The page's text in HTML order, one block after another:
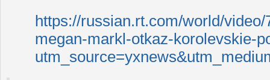
https://russian.rt.com/world/
megan-markl-otkaz-korolevskie-